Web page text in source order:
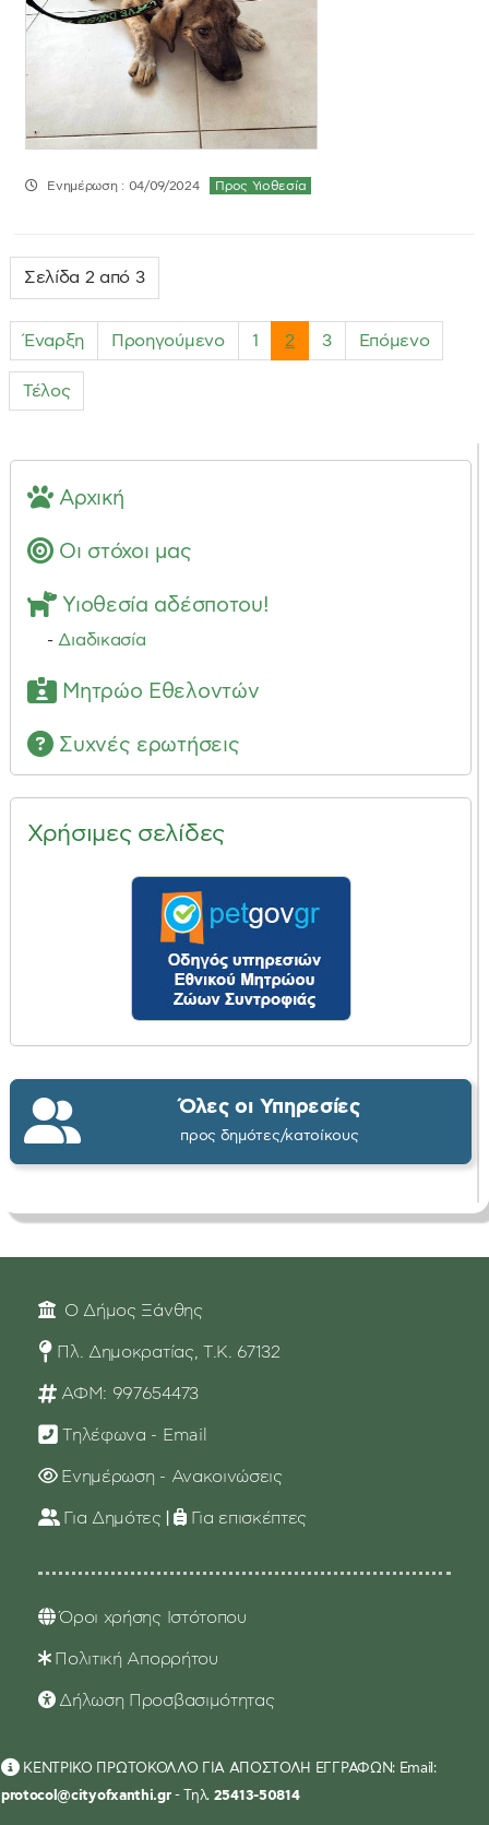
Προς Υιοθεσία
Ενημέρωση : 04/09/2024
Σελίδα 2 από 3
Έναρξη Προηγούμενο 1 2 3 Επόμενο
Τέλος
Αρχική
Οι στόχοι μας
Υιοθεσία αδέσποτου!
- Διαδικασία
Μητρώο Εθελοντών
Συχνές ερωτήσεις
Χρήσιμες σελίδες
Όλες οι Υπηρεσίες
προς δημότες/κατοίκους
Ο Δήμος Ξάνθης
Πλ. Δημοκρατίας, Τ.Κ. 67132
ΑΦΜ: 997654473
Τηλέφωνα - Email
Ενημέρωση - Ανακοινώσεις
Για Δημότες | Για επισκέπτες
Όροι χρήσης Ιστότοπου
Πολιτική Απορρήτου
Δήλωση Προσβασιμότητας
ΚΕΝΤΡΙΚΟ ΠΡΩΤΟΚΟΛΛΟ ΓΙΑ ΑΠΟΣΤΟΛΗ ΕΓΓΡΑΦΩΝ: Email:
protocol@cityofxanthi.gr- Τηλ. 25413-50814